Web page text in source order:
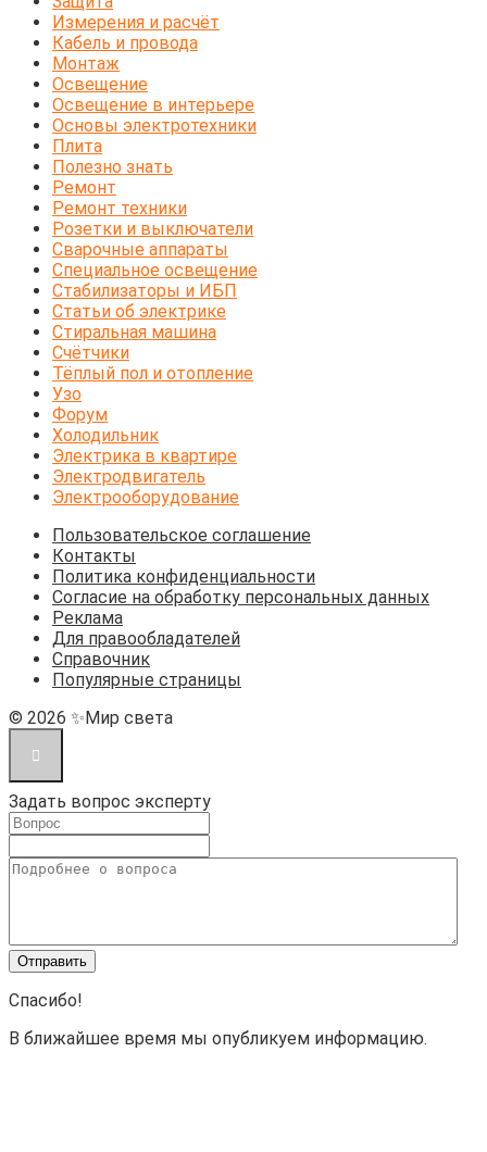
Измерения и расчёт
Кабель и провода
Монтаж
Освещение
Освещение в интерьере
Основы электротехники
Плита
Полезно знать
Ремонт
Ремонт техники
Розетки и выключатели
Сварочные аппараты
Специальное освещение
Стабилизаторы и ИБП
Статьи об электрике
Стиральная машина
Счётчики
Тёплый пол и отопление
Узо
Форум
Холодильник
Электрика в квартире
Электродвигатель
Электрооборудование
Пользовательское соглашение
Контакты
Политика конфиденциальности
Согласие на обработку персональных данных
Реклама
Для правообладателей
Справочник
Популярные страницы
© 2026 ✨Мир света
Задать вопрос эксперту
Спасибо!
В ближайшее время мы опубликуем информацию.